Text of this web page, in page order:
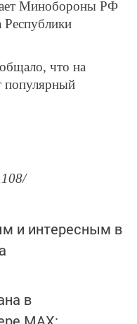
Минобороны РФ
Республики
что на
популярный
и интересным в
в